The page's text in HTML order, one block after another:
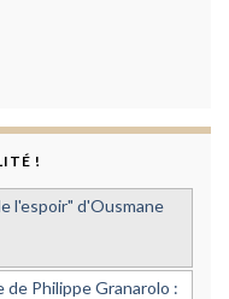
!
l'espoir" d'Ousmane
de Philippe Granarolo :